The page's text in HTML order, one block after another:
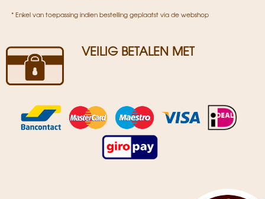
* Enkel van toepassing indien bestelling geplaatst via de webshop
VEILIG BETALEN MET